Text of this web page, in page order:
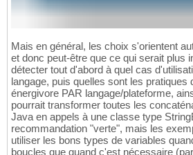
Mais en général, les choix s'orientent
et donc peut-être que ce qui serait plus
détecter tout d'abord à quel cas
langage, puis quelles sont les pratiques
énergivore PAR langage/plateforme,
pourrait transformer toutes les
Java en appels à une classe type
recommandation "verte", mais les
utiliser les bons types de variables
boucles que quand c'est nécessaire